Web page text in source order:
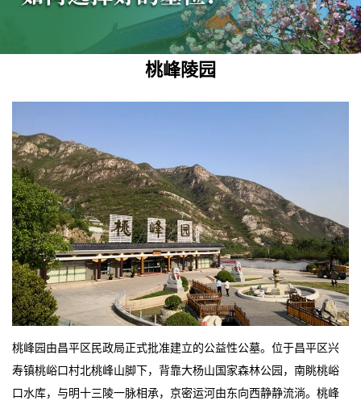
桃峰陵园
桃峰园由昌平区民政局正式批准建立的公益性公墓。位于昌平区兴
寿镇桃峪口村北桃峰山脚下，背靠大杨山国家森林公园，南眺桃峪
口水库，与明十三陵一脉相承，京密运河由东向西静静流淌。桃峰